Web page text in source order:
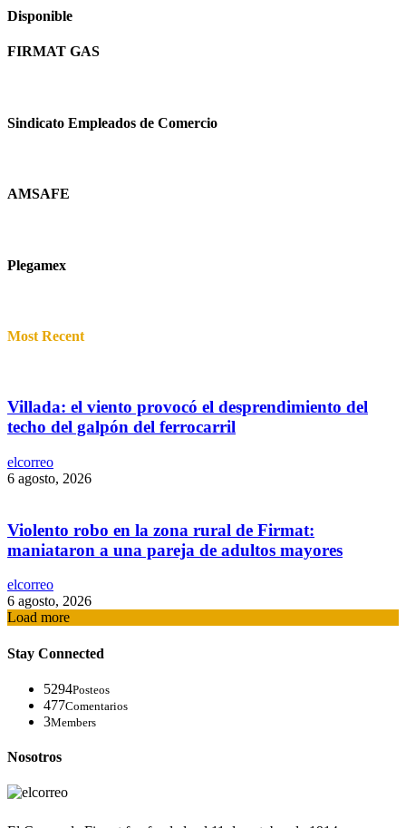
Disponible
FIRMAT GAS
Sindicato Empleados de Comercio
AMSAFE
Plegamex
Most Recent
Villada: el viento provocó el desprendimiento del
techo del galpón del ferrocarril
elcorreo
6 agosto, 2026
Violento robo en la zona rural de Firmat:
maniataron a una pareja de adultos mayores
elcorreo
6 agosto, 2026
Load more
Stay Connected
5294Posteos
477Comentarios
3Members
Nosotros